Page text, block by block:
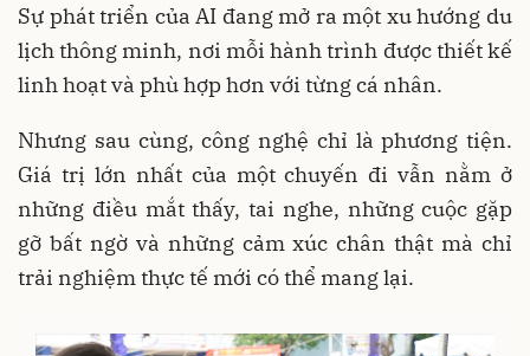
Sự phát triển của AI đang mở ra một xu hướng du
lịch thông minh, nơi mỗi hành trình được thiết kế
linh hoạt và phù hợp hơn với từng cá nhân.
Nhưng sau cùng, công nghệ chỉ là phương tiện.
Giá trị lớn nhất của một chuyến đi vẫn nằm ở
những điều mắt thấy, tai nghe, những cuộc gặp
gỡ bất ngờ và những cảm xúc chân thật mà chỉ
trải nghiệm thực tế mới có thể mang lại.